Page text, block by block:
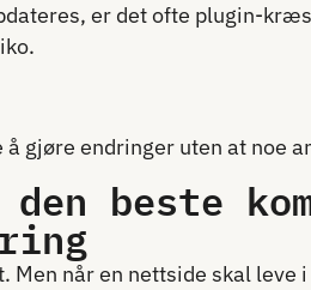
er det ofte plugin-
gjøre endringer uten at noe
beste
Men når en nettside skal leve